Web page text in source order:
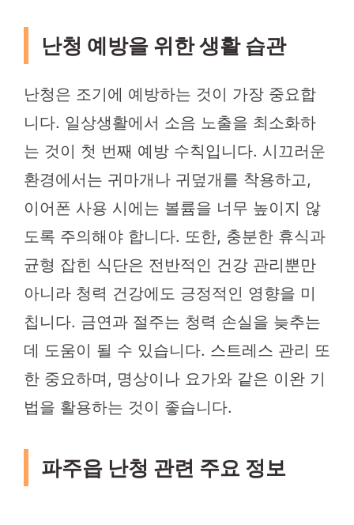
난청 예방을 위한 생활 습관
난청은 조기에 예방하는 것이 가장 중요합
니다. 일상생활에서 소음 노출을 최소화하
는 것이 첫 번째 예방 수칙입니다. 시끄러운
환경에서는 귀마개나 귀덮개를 착용하고,
이어폰 사용 시에는 볼륨을 너무 높이지 않
도록 주의해야 합니다. 또한, 충분한 휴식과
균형 잡힌 식단은 전반적인 건강 관리뿐만
아니라 청력 건강에도 긍정적인 영향을 미
칩니다. 금연과 절주는 청력 손실을 늦추는
데 도움이 될 수 있습니다. 스트레스 관리 또
한 중요하며, 명상이나 요가와 같은 이완 기
법을 활용하는 것이 좋습니다.
파주읍 난청 관련 주요 정보